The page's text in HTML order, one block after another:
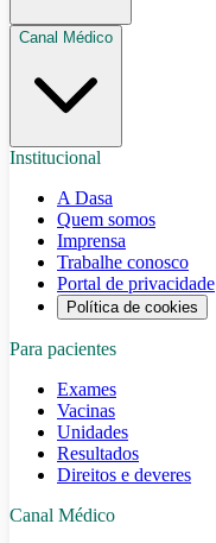
Canal Médico
Institucional
A Dasa
Quem somos
Imprensa
Trabalhe conosco
Portal de privacidade
Política de cookies
Para pacientes
Exames
Vacinas
Unidades
Resultados
Direitos e deveres
Canal Médico